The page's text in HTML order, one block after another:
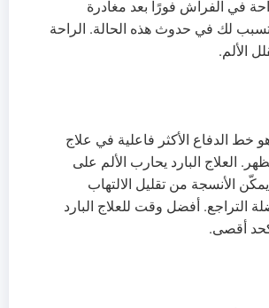
في الفراش فورًا بعد مغادرة
لك في حدوث هذه الحالة. الراحة
الألم.
خط الدفاع الأكثر فاعلية في علاج
العلاج البارد يحارب الألم على
يمكّن الأنسجة من تقليل الالتهاب
التراجع. أفضل وقت للعلاج البارد